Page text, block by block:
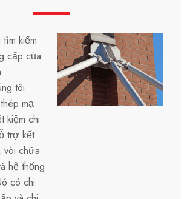
kiếm
cấp của
tôi
mạ
kiệm chi
trợ kết
vòi chữa
hệ thống
có chi